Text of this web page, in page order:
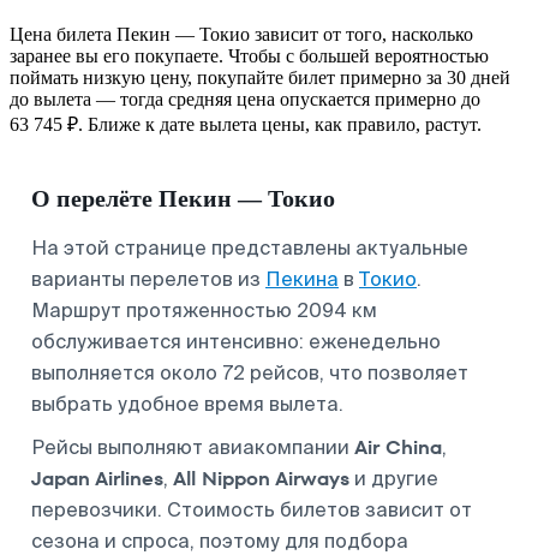
Цена билета Пекин — Токио зависит от того, насколько
заранее вы его покупаете. Чтобы с большей вероятностью
поймать низкую цену, покупайте билет примерно за 30 дней
до вылета — тогда средняя цена опускается примерно до
63 745 ₽. Ближе к дате вылета цены, как правило, растут.
О перелёте Пекин — Токио
На этой странице представлены актуальные
варианты перелетов из Пекина в Токио.
Маршрут протяженностью 2094 км
обслуживается интенсивно: еженедельно
выполняется около 72 рейсов, что позволяет
выбрать удобное время вылета.
Рейсы выполняют авиакомпании Air China,
Japan Airlines, All Nippon Airways и другие
перевозчики. Стоимость билетов зависит от
сезона и спроса, поэтому для подбора